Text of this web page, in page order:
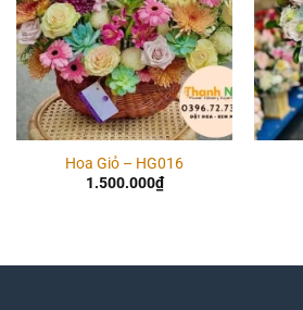
Hoa Giỏ – HG016
1.500.000₫